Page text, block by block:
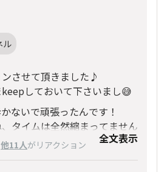
ル
させて頂きました♪
しておいて下さいまし😅
ないで頑張ったんです！
タイムは全然縮まってません
ん、今年は私のペーサーさん
他11人がリアクション 全文表示